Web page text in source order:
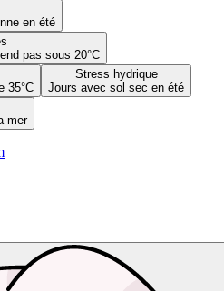
en été
pas sous 20°C
35°C
Stress hydrique
Jours avec sol sec en été
mer